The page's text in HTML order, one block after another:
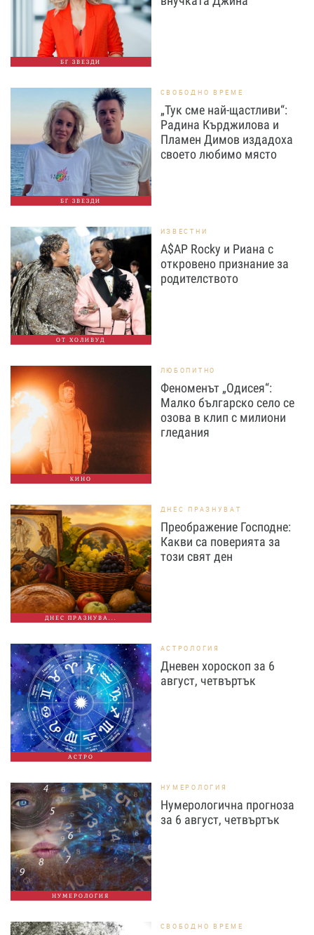
БГ ЗВЕЗДИ
БГ ЗВЕЗДИ
СВОБОДНО ВРЕМЕ
„Тук сме най-щастливи“:
Радина Кърджилова и
Пламен Димов издадоха
своето любимо място
ОТ ХОЛИВУД
ИЗВЕСТНИ
A$AP Rocky и Риана с
откровено признание за
родителството
КИНО
ЛЮБОПИТНО
Феноменът „Одисея“:
Малко българско село се
озова в клип с милиони
гледания
ДНЕС ПРАЗНУВА...
ДНЕС ПРАЗНУВАТ
Преображение Господне:
Какви са поверията за
този свят ден
АСТРО
АСТРОЛОГИЯ
Дневен хороскоп за 6
август, четвъртък
НУМЕРОЛОГИЯ
НУМЕРОЛОГИЯ
Нумерологична прогноза
за 6 август, четвъртък
СВОБОДНО ВРЕМЕ